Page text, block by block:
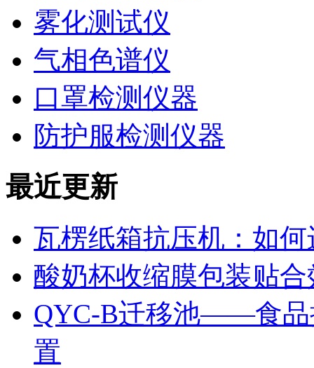
雾化测试仪
气相色谱仪
口罩检测仪器
防护服检测仪器
最近更新
瓦楞纸箱抗压机：如
酸奶杯收缩膜包装贴
QYC-B迁移池——食品
置